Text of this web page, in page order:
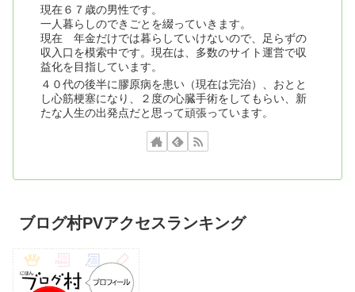
現在６７歳の男性です。
一人暮らしのできごとを綴っていきます。
現在 年金だけでは暮らしていけないので、足らずの
収入口を模索中です。現在は、多数のサイト運営で収
益化を目指しています。
４０代の後半に膠原病を患い（現在は完治）、おとと
し心筋梗塞になり、２度の心臓手術をしてもらい、新
たな人生の出発点だと思って頑張っています。
ブログ村PVアクセスランキング